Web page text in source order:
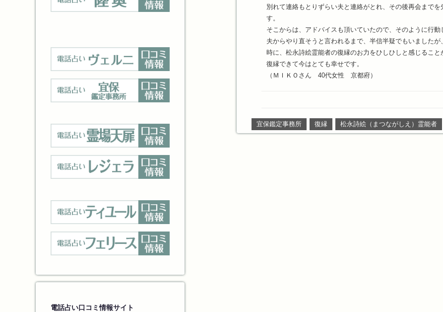
別れて連絡もとりずらい夫と連絡がとれ、その後再会まで
す。
そこからは、アドバイスも頂いていたので、そのように行動
夫からやり直そうと言われるまで、半信半疑でもいました
時に、松永詩絵霊能者の復縁のお力をひしひしと感じること
復縁できて今はとても幸せです。
（ＭＩＫＯさん 40代女性 京都府）
宜保鑑定事務所 復縁 松永詩絵（まつながしえ）霊能者
電話占い口コミ情報サイト